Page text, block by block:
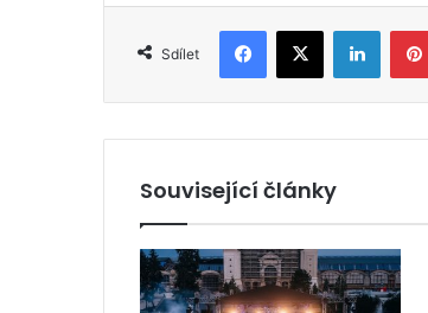
Sdílet
Související články